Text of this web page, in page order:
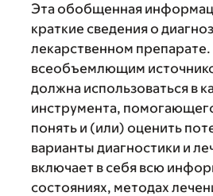
Эта обобщенная
краткие сведения о
лекарственном препарате.
всеобъемлющим
должна использоваться в
инструмента,
понять и (или) оценить
варианты диагностики и
включает в себя всю
состояниях, методах